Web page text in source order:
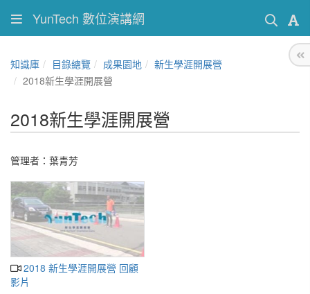
YunTech 數位演講網
知識庫 目錄總覽 成果園地
新生學涯開展營
2018新生學涯開展營
2018新生學涯開展營
管理者：葉青芳
2018 新生學涯開展營 回顧
影片